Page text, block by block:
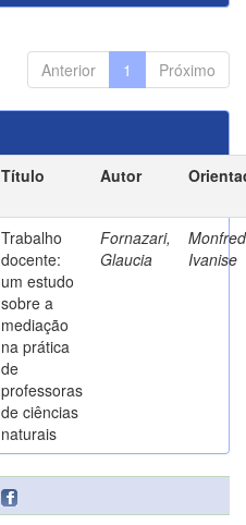
Anterior 1 Próximo
Título Autor
Trabalho
docente:
um estudo
sobre a
mediação
na prática
de
professoras
de ciências
naturais
Fornazari,
Glaucia
Ivanise